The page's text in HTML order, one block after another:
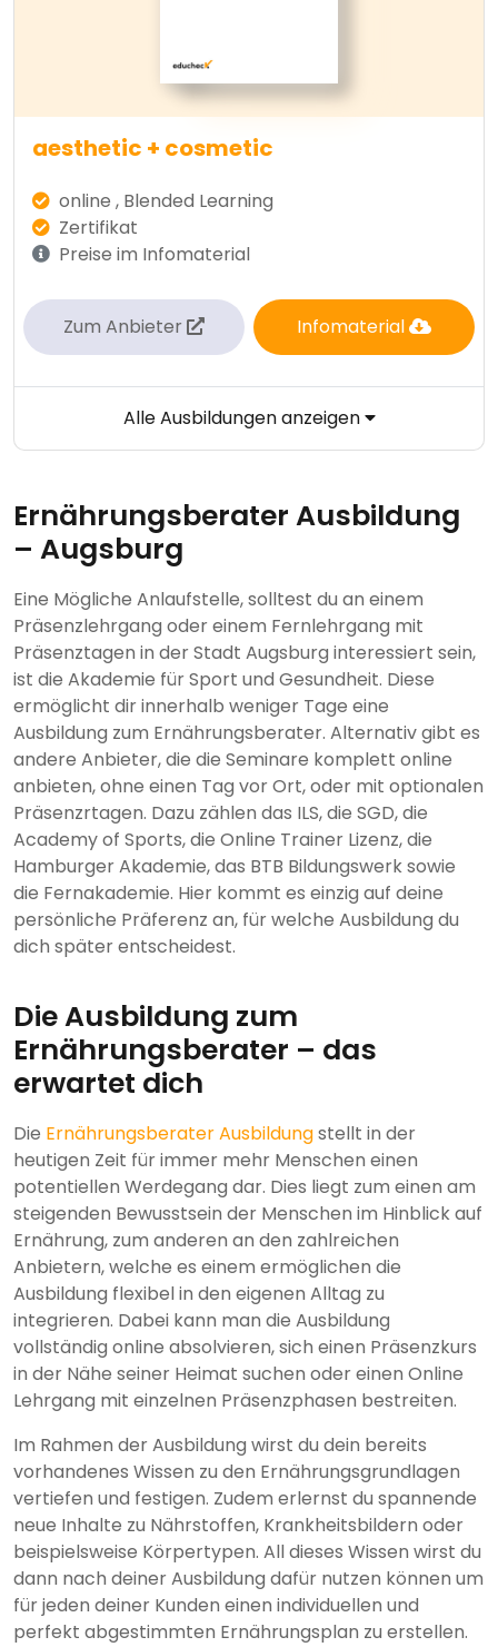
aesthetic + cosmetic
online , Blended Learning
Zertifikat
Preise im Infomaterial
Zum Anbieter Infomaterial
Alle Ausbildungen anzeigen
Ernährungsberater Ausbildung
– Augsburg
Eine Mögliche Anlaufstelle, solltest du an einem
Präsenzlehrgang oder einem Fernlehrgang mit
Präsenztagen in der Stadt Augsburg interessiert sein,
ist die Akademie für Sport und Gesundheit. Diese
ermöglicht dir innerhalb weniger Tage eine
Ausbildung zum Ernährungsberater. Alternativ gibt es
andere Anbieter, die die Seminare komplett online
anbieten, ohne einen Tag vor Ort, oder mit optionalen
Präsenzrtagen. Dazu zählen das ILS, die SGD, die
Academy of Sports, die Online Trainer Lizenz, die
Hamburger Akademie, das BTB Bildungswerk sowie
die Fernakademie. Hier kommt es einzig auf deine
persönliche Präferenz an, für welche Ausbildung du
dich später entscheidest.
Die Ausbildung zum
Ernährungsberater – das
erwartet dich
Die Ernährungsberater Ausbildungstellt in der
heutigen Zeit für immer mehr Menschen einen
potentiellen Werdegang dar. Dies liegt zum einen am
steigenden Bewusstsein der Menschen im Hinblick auf
Ernährung, zum anderen an den zahlreichen
Anbietern, welche es einem ermöglichen die
Ausbildung flexibel in den eigenen Alltag zu
integrieren. Dabei kann man die Ausbildung
vollständig online absolvieren, sich einen Präsenzkurs
in der Nähe seiner Heimat suchen oder einen Online
Lehrgang mit einzelnen Präsenzphasen bestreiten.
Im Rahmen der Ausbildung wirst du dein bereits
vorhandenes Wissen zu den Ernährungsgrundlagen
vertiefen und festigen. Zudem erlernst du spannende
neue Inhalte zu Nährstoffen, Krankheitsbildern oder
beispielsweise Körpertypen. All dieses Wissen wirst du
dann nach deiner Ausbildung dafür nutzen können um
für jeden deiner Kunden einen individuellen und
perfekt abgestimmten Ernährungsplan zu erstellen.